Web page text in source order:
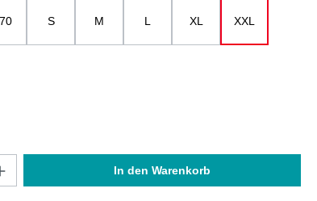
S M L XL XXL
Gib den gewünschten Wert ein
In den Warenkorb